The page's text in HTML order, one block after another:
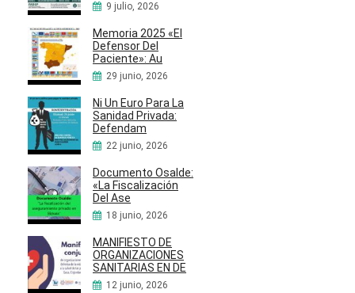
9 julio, 2026
Memoria 2025 «El
Defensor Del
Paciente»: Au
29 junio, 2026
Ni Un Euro Para La
Sanidad Privada:
Defendam
22 junio, 2026
Documento Osalde:
«La Fiscalización
Del Ase
18 junio, 2026
MANIFIESTO DE
ORGANIZACIONES
SANITARIAS EN DE
12 junio, 2026